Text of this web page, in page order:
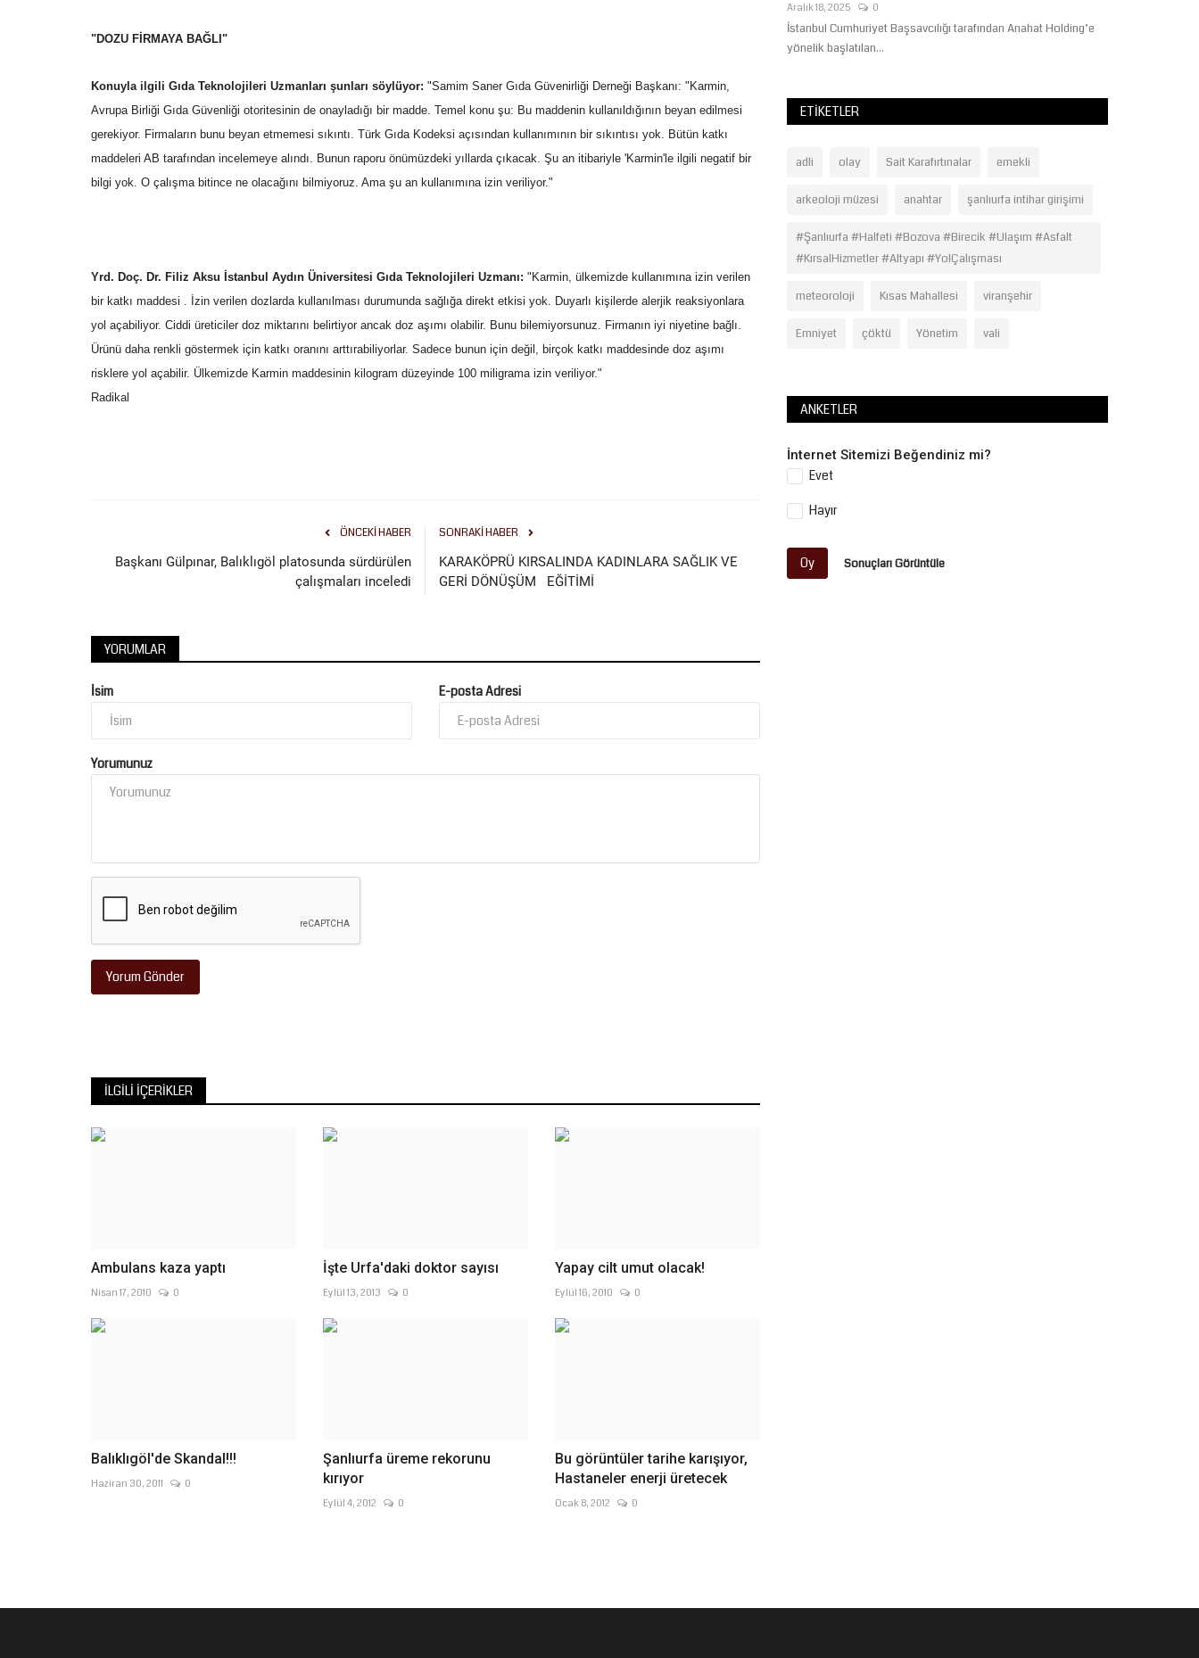
"DOZU FİRMAYA BAĞLI"
Konuyla ilgili Gıda Teknolojileri Uzmanları şunları söylüyor: "Samim Saner Gıda Güvenirliği Derneği Başkanı: "Karmin,
Avrupa Birliği Gıda Güvenliği otoritesinin de onayladığı bir madde. Temel konu şu: Bu maddenin kullanıldığının beyan edilmesi
gerekiyor. Firmaların bunu beyan etmemesi sıkıntı. Türk Gıda Kodeksi açısından kullanımının bir sıkıntısı yok. Bütün katkı
maddeleri AB tarafından incelemeye alındı. Bunun raporu önümüzdeki yıllarda çıkacak. Şu an itibariyle 'Karmin'le ilgili negatif bir
bilgi yok. O çalışma bitince ne olacağını bilmiyoruz. Ama şu an kullanımına izin veriliyor."
Yrd. Doç. Dr. Filiz Aksu İstanbul Aydın Üniversitesi Gıda Teknolojileri Uzmanı: "Karmin, ülkemizde kullanımına izin verilen
bir katkı maddesi . İzin verilen dozlarda kullanılması durumunda sağlığa direkt etkisi yok. Duyarlı kişilerde alerjik reaksiyonlara
yol açabiliyor. Ciddi üreticiler doz miktarını belirtiyor ancak doz aşımı olabilir. Bunu bilemiyorsunuz. Firmanın iyi niyetine bağlı.
Ürünü daha renkli göstermek için katkı oranını arttırabiliyorlar. Sadece bunun için değil, birçok katkı maddesinde doz aşımı
risklere yol açabilir. Ülkemizde Karmin maddesinin kilogram düzeyinde 100 miligrama izin veriliyor."
Radikal
ÖNCEKI HABER
Başkanı Gülpınar, Balıklıgöl platosunda sürdürülen
çalışmaları inceledi
SONRAKI HABER
KARAKÖPRÜ KIRSALINDA KADINLARA SAĞLIK VE
GERİ DÖNÜŞÜM EĞİTİMİ
YORUMLAR
İsim E-posta Adresi
Yorumunuz
Yorum Gönder
İLGILI İÇERIKLER
Ambulans kaza yaptı
Nisan 17, 2010 0
İşte Urfa'daki doktor sayısı
Eylül 13, 2013 0
Yapay cilt umut olacak!
Eylül 16, 2010 0
Balıklıgöl'de Skandal!!!
Haziran 30, 2011 0
Şanlıurfa üreme rekorunu
kırıyor
Eylül 4, 2012 0
Bu görüntüler tarihe karışıyor,
Hastaneler enerji üretecek
Ocak 8, 2012 0
Şanlıurfa İHH, Gazze’deki ablukayı kırmak için Nisan ayında
Akdeniz’e açılacak olan...
Aralık 18, 2025 0
İstanbul Cumhuriyet Başsavcılığı tarafından Anahat Holding’e
yönelik başlatılan...
ETIKETLER
adli olay Sait Karafırtınalar emekli
arkeoloji müzesi anahtar şanlıurfa intihar girişimi
#Şanlıurfa #Halfeti #Bozova #Birecik #Ulaşım #Asfalt
#KırsalHizmetler #Altyapı #YolÇalışması
meteoroloji Kısas Mahallesi viranşehir
Emniyet çöktü Yönetim vali
ANKETLER
İnternet Sitemizi Beğendiniz mi?
Evet
Hayır
Oy Sonuçları Görüntüle